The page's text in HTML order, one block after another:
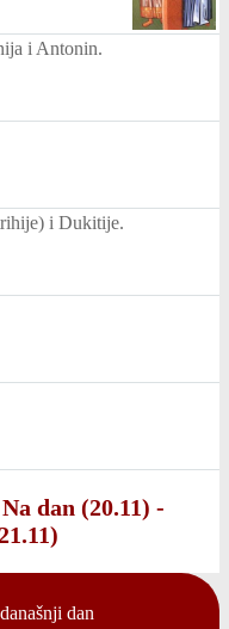
i Antonin.
i Dukitije.
Na dan (20.11) -
dan